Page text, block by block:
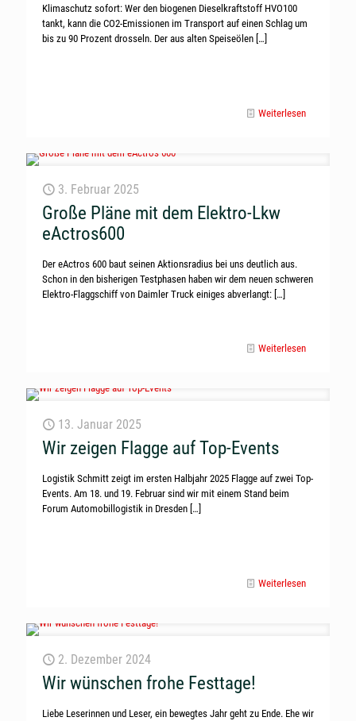
Klimaschutz sofort: Wer den biogenen Dieselkraftstoff HVO100
tankt, kann die CO2-Emissionen im Transport auf einen Schlag um
bis zu 90 Prozent drosseln. Der aus alten Speiseölen […]
Weiterlesen
3. Februar 2025
Große Pläne mit dem Elektro-Lkw
eActros600
Der eActros 600 baut seinen Aktionsradius bei uns deutlich aus.
Schon in den bisherigen Testphasen haben wir dem neuen schweren
Elektro-Flaggschiff von Daimler Truck einiges abverlangt: […]
Weiterlesen
13. Januar 2025
Wir zeigen Flagge auf Top-Events
Logistik Schmitt zeigt im ersten Halbjahr 2025 Flagge auf zwei Top-
Events. Am 18. und 19. Februar sind wir mit einem Stand beim
Forum Automobillogistik in Dresden […]
Weiterlesen
2. Dezember 2024
Wir wünschen frohe Festtage!
Liebe Leserinnen und Leser, ein bewegtes Jahr geht zu Ende. Ehe wir